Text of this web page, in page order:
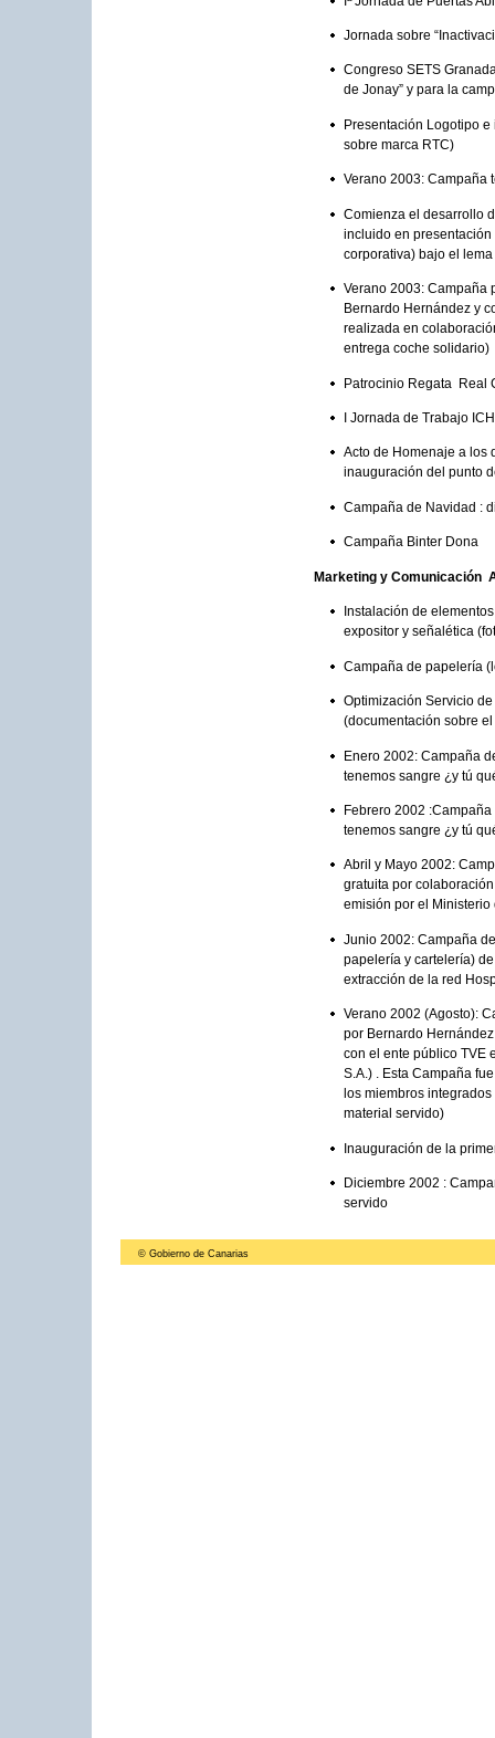
Jornada sobre
Congreso SETS
de Jonay” y para la
Presentación Logotipo
sobre marca RTC)
Verano 2003: Campaña
Comienza el desarrollo
incluido en
corporativa) bajo el
Verano 2003: Campaña
Bernardo Hernández y
realizada en
entrega coche solidario)
Patrocinio Regata Real
I Jornada de Trabajo
Acto de Homenaje a los
inauguración del punto
Campaña de Navidad :
Campaña Binter Dona
Marketing y Comunicación
Instalación de
expositor y señalética
Campaña de papelería
Optimización Servicio
(documentación sobre
Enero 2002: Campaña
tenemos sangre ¿y tú
Febrero 2002
tenemos sangre ¿y tú
Abril y Mayo 2002:
gratuita por
emisión por el
Junio 2002: Campaña
papelería y cartelería)
extracción de la red
Verano 2002 (Agosto):
por Bernardo
con el ente público TVE
S.A.) . Esta Campaña
los miembros
material servido)
Inauguración de la
Diciembre 2002 :
servido
© Gobierno de Canarias